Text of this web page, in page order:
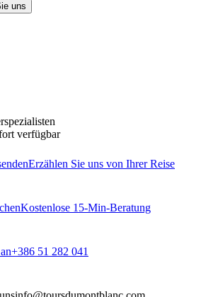
uns
verfügbar
Erzählen Sie uns von Ihrer Reise
Kostenlose 15-Min-Beratung
+386 51 282 041